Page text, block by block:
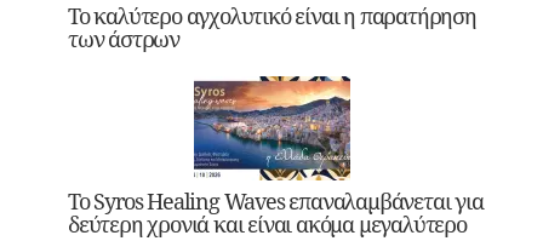
Το καλύτερο αγχολυτικό είναι η παρατήρηση
των άστρων
Το Syros Healing Waves επαναλαμβάνεται για
δεύτερη χρονιά και είναι ακόμα μεγαλύτερο